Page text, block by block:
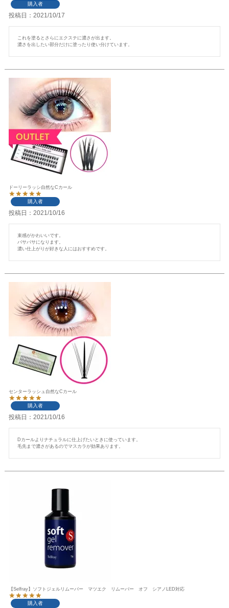
購入者
投稿日 2021/10/17
これを塗るとさらにエクステに濃さが出ます。
濃さを出したい部分だけに塗ったり使い分けています。
ドーリーラッシ自然なCカール
購入者
投稿日 2021/10/16
束感がかわいいです。
バサバサになります。
濃い仕上がりが好きな人にはおすすめです。
センターラッシュ自然なCカール
購入者
投稿日 2021/10/16
Dカールよりナチュラルに仕上げたいときに使っています。
毛先まで濃さがあるのでマスカラが効果あります。
【Selfray】ソフトジェルリムーバー マツエク リムーバー オフ シアノLED対応
購入者